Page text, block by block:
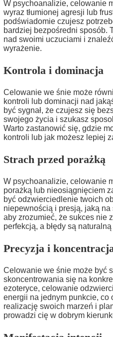
W psychoanalizie, celowanie
wyraz tłumionej agresji lub
podświadomie czujesz
bardziej bezpośredni sposób.
nad swoimi uczuciami i
wyrażenie.
Kontrola i dominacja
Celowanie we śnie może
kontroli lub dominacji nad
być sygnał, że czujesz się
swojego życia i szukasz
Warto zastanowić się, gdzie
kontroli lub jak możesz lepiej
Strach przed porażką
W psychoanalizie, celowanie
porażką lub nieosiągnięciem
być odzwierciedlenie twoich
niepewnością i presją, jaką na
aby zrozumieć, że sukces nie
perfekcją, a błędy są
Precyzja i
Celowanie we śnie może być
skoncentrowania się na
ezoteryce, celowanie
energii na jednym punkcie, co
realizację swoich marzeń i
prowadzi cię w dobrym